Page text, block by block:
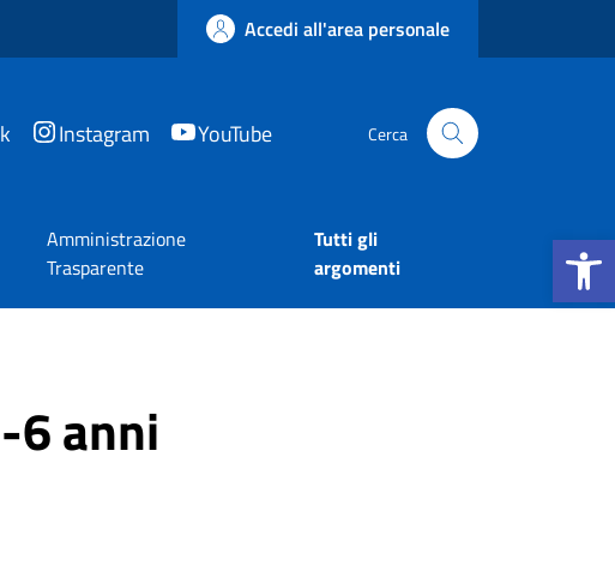
Apri la
Accedi all'area personale
Instagram YouTube Cerca
Amministrazione
Trasparente
Tutti gli
argomenti
6 anni